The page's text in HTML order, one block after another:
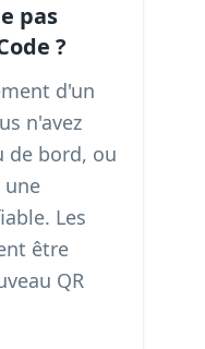
pas
?
d'un
n'avez
de bord, ou
une
Les
être
QR